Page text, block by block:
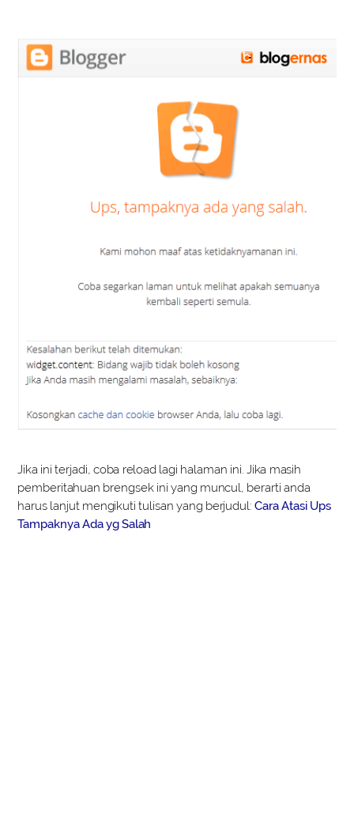
Jika ini terjadi, coba reload lagi halaman ini. Jika masih
pemberitahuan brengsek ini yang muncul, berarti anda
harus lanjut mengikuti tulisan yang berjudul:Cara Atasi Ups
Tampaknya Ada yg Salah